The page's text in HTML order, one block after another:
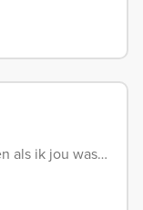
als ik jou was…